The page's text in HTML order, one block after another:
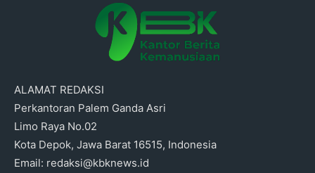
ALAMAT REDAKSI
Perkantoran Palem Ganda Asri
Limo Raya No.02
Kota Depok, Jawa Barat 16515, Indonesia
Email: redaksi@kbknews.id